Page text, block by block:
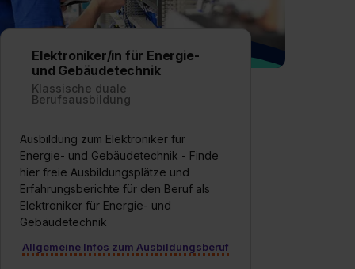
Elektroniker/in für Energie-
und Gebäudetechnik
Klassische duale
Berufsausbildung
Ausbildung zum Elektroniker für
Energie- und Gebäudetechnik - Finde
hier freie Ausbildungsplätze und
Erfahrungsberichte für den Beruf als
Elektroniker für Energie- und
Gebäudetechnik
Allgemeine Infos zum Ausbildungsberuf